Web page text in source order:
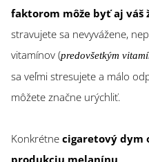
faktorom môže byť aj váš
stravujete sa nevyvážene,
vitamínov (predovšetkým
sa veľmi stresujete a málo
môžete značne urýchliť.
Konkrétne cigaretový dym
produkciu melanínu.